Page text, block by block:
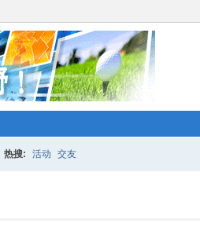
热搜: 活动 交友